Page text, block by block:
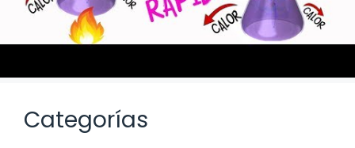
Categorías